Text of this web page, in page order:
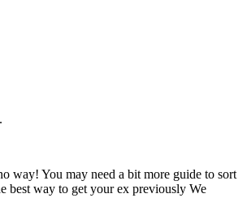
way! You may need a bit more guide to sort
best way to get your ex previously We